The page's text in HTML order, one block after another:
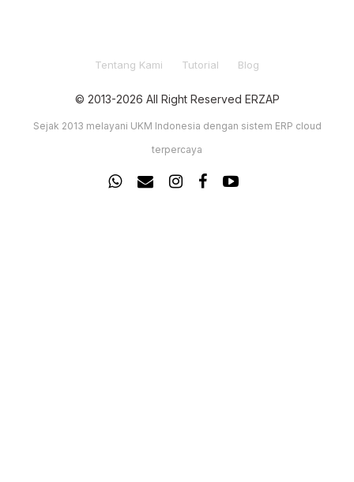
Tentang Kami Tutorial Blog
© 2013-2026 All Right Reserved ERZAP
Sejak 2013 melayani UKM Indonesia dengan sistem ERP cloud
terpercaya